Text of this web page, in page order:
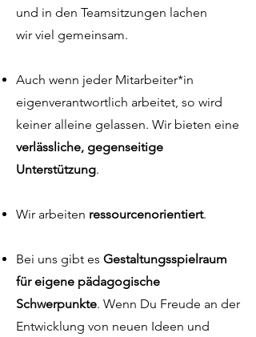
und in den Teamsitzungen lachen
wir viel gemeinsam.
Auch wenn jeder Mitarbeiter*in
eigenverantwortlich arbeitet, so wird
keiner alleine gelassen. Wir bieten eine
verlässliche, gegenseitige
Unterstützung.
Wir arbeiten ressourcenorientiert.
Bei uns gibt es Gestaltungsspielraum
für eigene pädagogische
Schwerpunkte. Wenn Du Freude an der
Entwicklung von neuen Ideen und